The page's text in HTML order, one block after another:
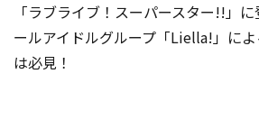
「ラブライブ！スーパースター!!」
ールアイドルグループ「Liella!」に
は必見！